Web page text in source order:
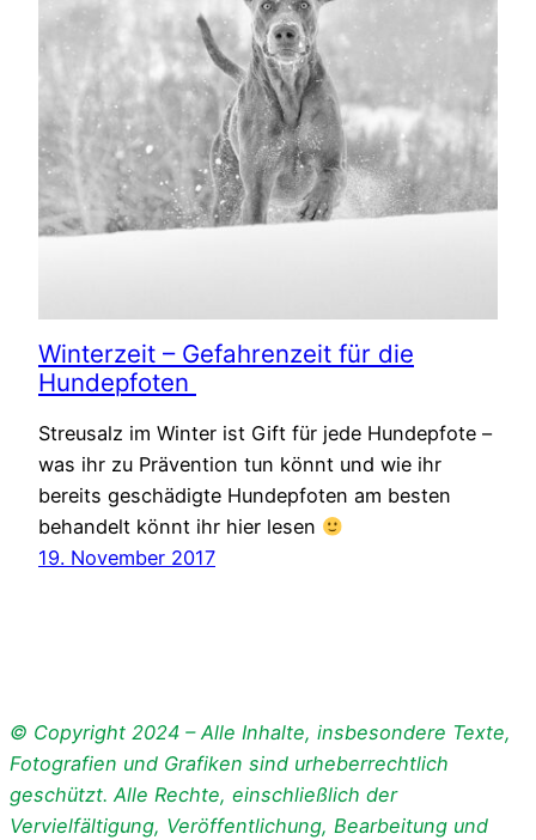
Winterzeit – Gefahrenzeit für die
Hundepfoten
Streusalz im Winter ist Gift für jede Hundepfote –
was ihr zu Prävention tun könnt und wie ihr
bereits geschädigte Hundepfoten am besten
behandelt könnt ihr hier lesen
19. November 2017
© Copyright 2024 – Alle Inhalte, insbesondere Texte,
Fotografien und Grafiken sind urheberrechtlich
geschützt. Alle Rechte, einschließlich der
Vervielfältigung, Veröffentlichung, Bearbeitung und